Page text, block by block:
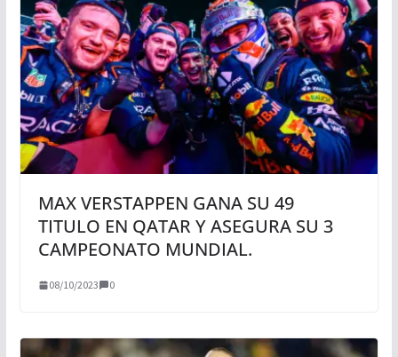
MAX VERSTAPPEN GANA SU 49
TITULO EN QATAR Y ASEGURA SU 3
CAMPEONATO MUNDIAL.
08/10/2023 0